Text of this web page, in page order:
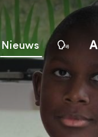
Nieuws